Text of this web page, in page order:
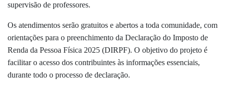
supervisão de professores.
Os atendimentos serão gratuitos e abertos a toda comunidade, com
orientações para o preenchimento da Declaração do Imposto de
Renda da Pessoa Física 2025 (DIRPF). O objetivo do projeto é
facilitar o acesso dos contribuintes às informações essenciais,
durante todo o processo de declaração.